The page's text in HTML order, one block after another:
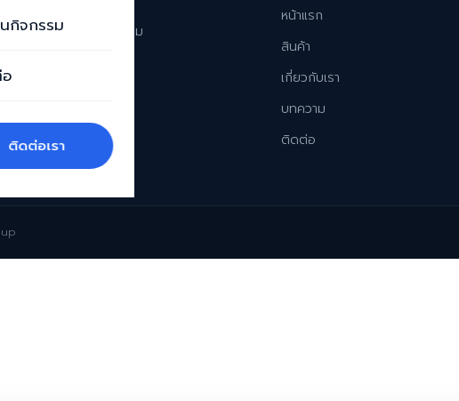
กิจกรรม
ติดต่อเรา
ผู้นำเข้าและจัดจำหน่าย
นความงามระดับพรีเมียม
หน้าแรก
สินค้า
เกี่ยวกับเรา
บทความ
ติดต่อ